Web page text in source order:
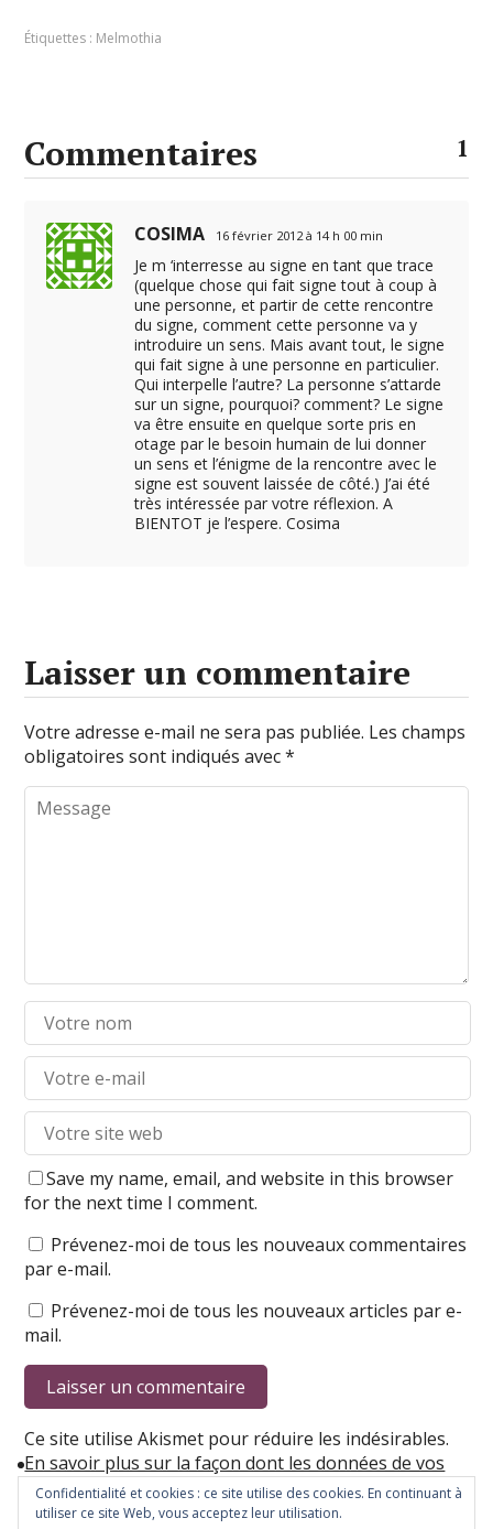
Étiquettes : Melmothia
Commentaires 1
COSIMA 16 février 2012 à 14 h 00 min
Je m ‘interresse au signe en tant que trace
(quelque chose qui fait signe tout à coup à
une personne, et partir de cette rencontre
du signe, comment cette personne va y
introduire un sens. Mais avant tout, le signe
qui fait signe à une personne en particulier.
Qui interpelle l’autre? La personne s’attarde
sur un signe, pourquoi? comment? Le signe
va être ensuite en quelque sorte pris en
otage par le besoin humain de lui donner
un sens et l’énigme de la rencontre avec le
signe est souvent laissée de côté.) J’ai été
très intéressée par votre réflexion. A
BIENTOT je l’espere. Cosima
Laisser un commentaire
Votre adresse e-mail ne sera pas publiée. Les champs
obligatoires sont indiqués avec*
Save my name, email, and website in this browser
for the next time I comment.
Prévenez-moi de tous les nouveaux commentaires
par e-mail.
Prévenez-moi de tous les nouveaux articles par e-
mail.
Ce site utilise Akismet pour réduire les indésirables.
En savoir plus sur la façon dont les données de vos
commentaires sont traitées.
Confidentialité et cookies : ce site utilise des cookies. En continuant à
utiliser ce site Web, vous acceptez leur utilisation.